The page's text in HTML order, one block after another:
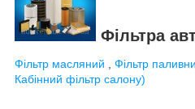
Фільтра
Фільтр масляний , Фільтр
Кабінний фільтр салону)